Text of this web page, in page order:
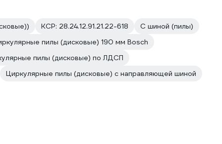
КСР: 28.24.12.91.21.22-618
С шиной (пилы)
пилы (дисковые) 190 мм Bosch
пилы (дисковые) по ЛДСП
Циркулярные пилы (дисковые) с направляющей шиной